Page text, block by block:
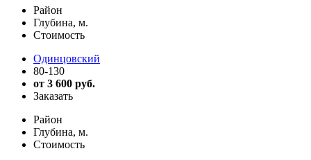
Район
Глубина, м.
Стоимость
Одинцовский
80-130
от 3 600 руб.
Заказать
Район
Глубина, м.
Стоимость